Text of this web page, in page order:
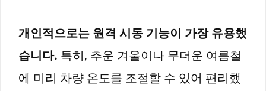
개인적으로는 원격 시동 기능이 가장 유용했
습니다. 특히, 추운 겨울이나 무더운 여름철
에 미리 차량 온도를 조절할 수 있어 편리했